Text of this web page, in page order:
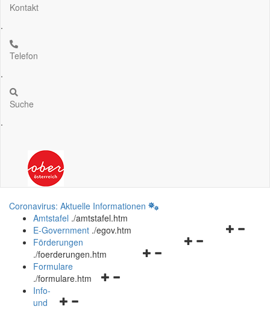
Kontakt
.
Telefon
.
Suche
.
Coronavirus: Aktuelle Informationen
Amtstafel ./amtstafel.htm
Navigationsmenü
E-Government ./egov.htm
Navigationsmenü
Förderungen
./foerderungen.htm
Navigationsmenü
Formulare
./formulare.htm
Navigationsmenü
Info-
und